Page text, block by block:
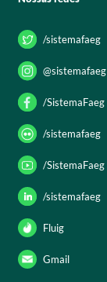
/sistemafaeg
@sistemafaeg
/SistemaFaeg
/sistemafaeg
/SistemaFaeg
/sistemafaeg
Fluig
Gmail